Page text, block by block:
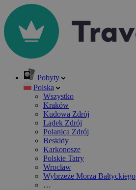
Pobyty
Polska
Wszystko
Kraków
Kudowa Zdrój
Lądek Zdrój
Polanica Zdrój
Beskidy
Karkonosze
Polskie Tatry
Wrocław
Wybrzeże Morza Bałtyckiego
…